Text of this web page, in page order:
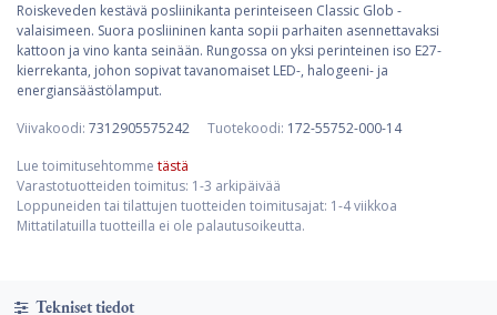
Roiskeveden kestävä posliinikanta perinteiseen Classic Glob -
valaisimeen. Suora posliininen kanta sopii parhaiten asennettavaksi
kattoon ja vino kanta seinään. Rungossa on yksi perinteinen iso E27-
kierrekanta, johon sopivat tavanomaiset LED-, halogeeni- ja
energiansäästölamput.
Viivakoodi: 7312905575242 Tuotekoodi: 172-55752-000-14
Lue toimitusehtomme tästä
Varastotuotteiden toimitus: 1-3 arkipäivää
Loppuneiden tai tilattujen tuotteiden toimitusajat: 1-4 viikkoa
Mittatilatuilla tuotteilla ei ole palautusoikeutta.
Tekniset tiedot